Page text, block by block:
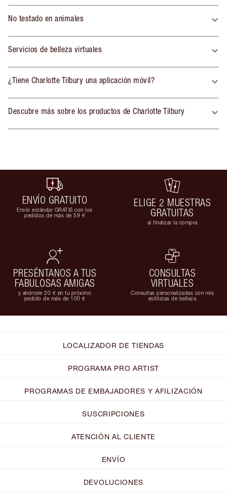
No testado en animales
Servicios de belleza virtuales
¿Tiene Charlotte Tilbury una aplicación móvil?
Descubre más sobre los productos de Charlotte Tilbury
ENVÍO GRATUITO
Envío estándar GRATIS con los
pedidos de más de 59 €
ELIGE 2 MUESTRAS
GRATUITAS
al finalizar la compra
PRESÉNTANOS A TUS
FABULOSAS AMIGAS
y ahórrate 20 € en tu próximo
pedido de más de 100 €
CONSULTAS
VIRTUALES
Consultas personalizadas con mis
estilistas de belleza
LOCALIZADOR DE TIENDAS
PROGRAMA PRO ARTIST
PROGRAMAS DE EMBAJADORES Y AFILIZACIÓN
SUSCRIPCIONES
ATENCIÓN AL CLIENTE
ENVÍO
DEVOLUCIONES